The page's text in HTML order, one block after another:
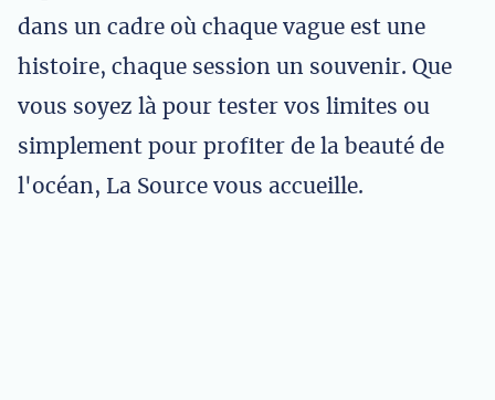
dans un cadre où chaque vague est une
histoire, chaque session un souvenir. Que
vous soyez là pour tester vos limites ou
simplement pour profiter de la beauté de
l'océan, La Source vous accueille.